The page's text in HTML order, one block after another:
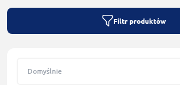
Filtr produktów